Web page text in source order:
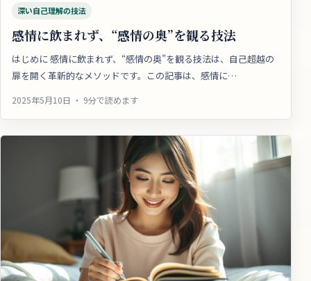
深い自己理解の技法
感情に飲まれず、“感情の奥”を観る技法
はじめに 感情に飲まれず、“感情の奥”を観る技法は、自己超越の
扉を開く革新的なメソッドです。この記事は、感情に…
2025年5月10日 ・ 9分で読めます